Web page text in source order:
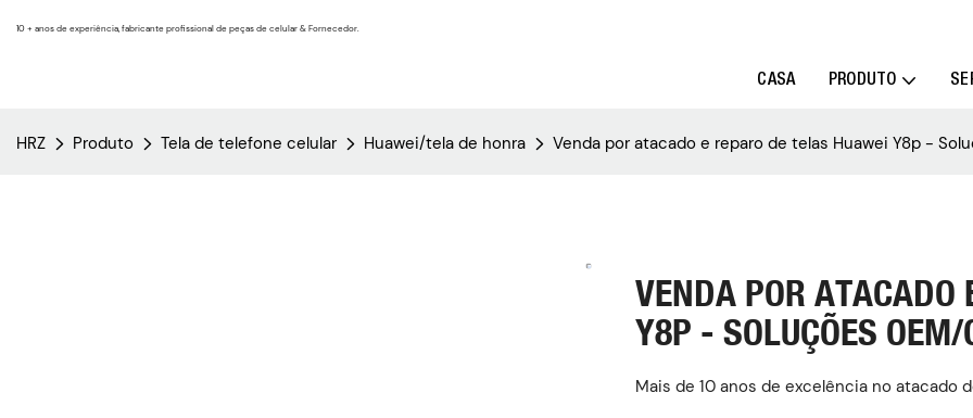
10 + anos de experiência, fabricante profissional de peças de celular & Fornecedor.
CASA PRODUTO
HRZ Produto Tela de telefone celular Huawei/tela de honra Venda por atacado e reparo de telas Huawei Y8p -
VENDA POR ATACADO
Y8P - SOLUÇÕES OEM/
Mais de 10 anos de excelência no atacado